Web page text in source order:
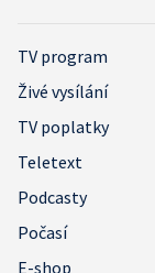
TV program
Živé vysílání
TV poplatky
Teletext
Podcasty
Počasí
E-shop